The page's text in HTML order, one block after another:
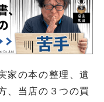
家の本の整理、遺
、当店の３つの買